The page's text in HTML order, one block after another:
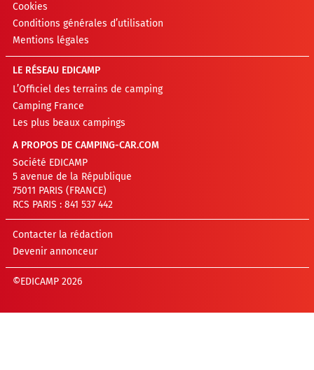
Cookies
Conditions générales d’utilisation
Mentions légales
LE RÉSEAU EDICAMP
L’Officiel des terrains de camping
Camping France
Les plus beaux campings
A PROPOS DE CAMPING-CAR.COM
Société EDICAMP
5 avenue de la République
75011 PARIS (FRANCE)
RCS PARIS : 841 537 442
Contacter la rédaction
Devenir annonceur
©EDICAMP 2026